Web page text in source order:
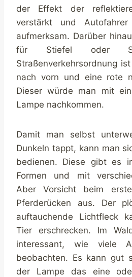
der Effekt der
verstärkt und
aufmerksam. Darüber
für Stiefel oder
Straßenverkehrsordnung
nach vorn und eine rote
Dieser würde man mit
Lampe nachkommen.
Damit man selbst
Dunkeln tappt, kann man
bedienen. Diese gibt es
Formen und mit
Aber Vorsicht beim
Pferderücken aus. Der
auftauchende Lichtfleck
Tier erschrecken. Im
interessant, wie viele
beobachten. Es kann gut
der Lampe das eine